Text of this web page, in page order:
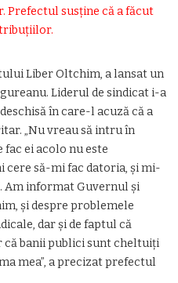
susține că a făcut
Liber Oltchim, a lansat un
Liderul de sindicat i-a
în care-l acuză că a
„Nu vreau să intru în
fac ei acolo nu este
cere să-mi fac datoria, și mi-
Am informat Guvernul și
și despre problemele
dar și de faptul că
banii publici sunt cheltuiți
mea”, a precizat prefectul